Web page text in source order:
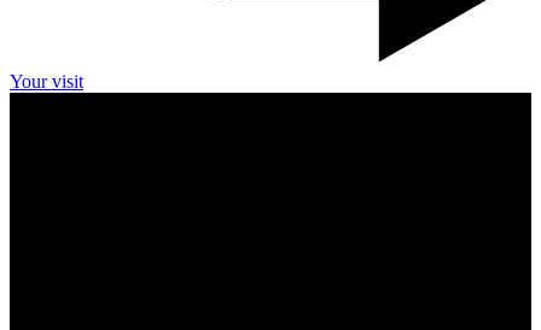
Your visit